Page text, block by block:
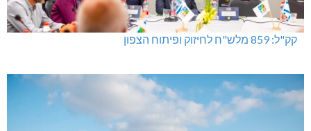
קק"ל: 859 מלש"ח לחיזוק ופיתוח הצפון